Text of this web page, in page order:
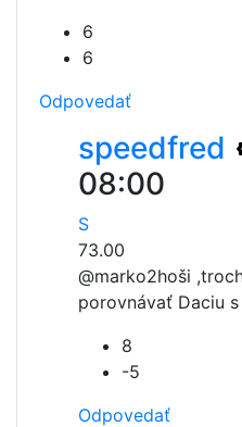
6
6
Odpovedať
speedfred
08:00
S
73.00
@marko2hoši
porovnávať Daciu s
8
-5
Odpovedať